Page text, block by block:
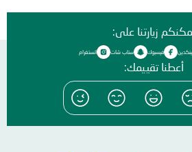
زيارتنا على:
فيسبوك سناب شات انستغرام
أعطنا تقييمك: